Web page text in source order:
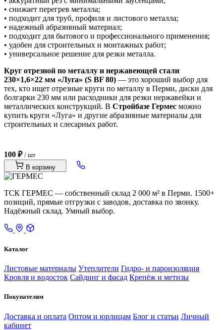
• снижает перегрев металла;
• подходит для труб, профиля и листового металла;
• надежный абразивный материал;
• подходит для бытового и профессионального применения;
• удобен для строительных и монтажных работ;
• универсальное решение для резки металла.
Круг отрезной по металлу и нержавеющей стали
230×1,6×22 мм «Луга» (S BF 80) — это хороший выбор для
тех, кто ищет отрезные круги по металлу в Перми, диски для
болгарки 230 мм или расходники для резки нержавейки и
металлических конструкций. В Стройбазе Гермес можно
купить круги «Луга» и другие абразивные материалы для
строительных и слесарных работ.
100 ₽ / шт
В корзину
ТСК ГЕРМЕС — собственный склад 2 000 м² в Перми. 1500+
позиций, прямые отгрузки с заводов, доставка по звонку.
Надёжный склад. Умный выбор.
Каталог
Листовые материалы Утеплители Гидро- и пароизоляция
Кровля и водосток Сайдинг и фасад Крепёж и метизы
Покупателям
Доставка и оплата Оптом и юрлицам Блог и статьи Личный
кабинет